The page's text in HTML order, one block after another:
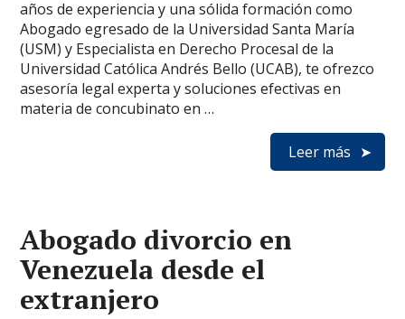
años de experiencia y una sólida formación como
Abogado egresado de la Universidad Santa María
(USM) y Especialista en Derecho Procesal de la
Universidad Católica Andrés Bello (UCAB), te ofrezco
asesoría legal experta y soluciones efectivas en
materia de concubinato en …
Leer más
Abogado divorcio en
Venezuela desde el
extranjero